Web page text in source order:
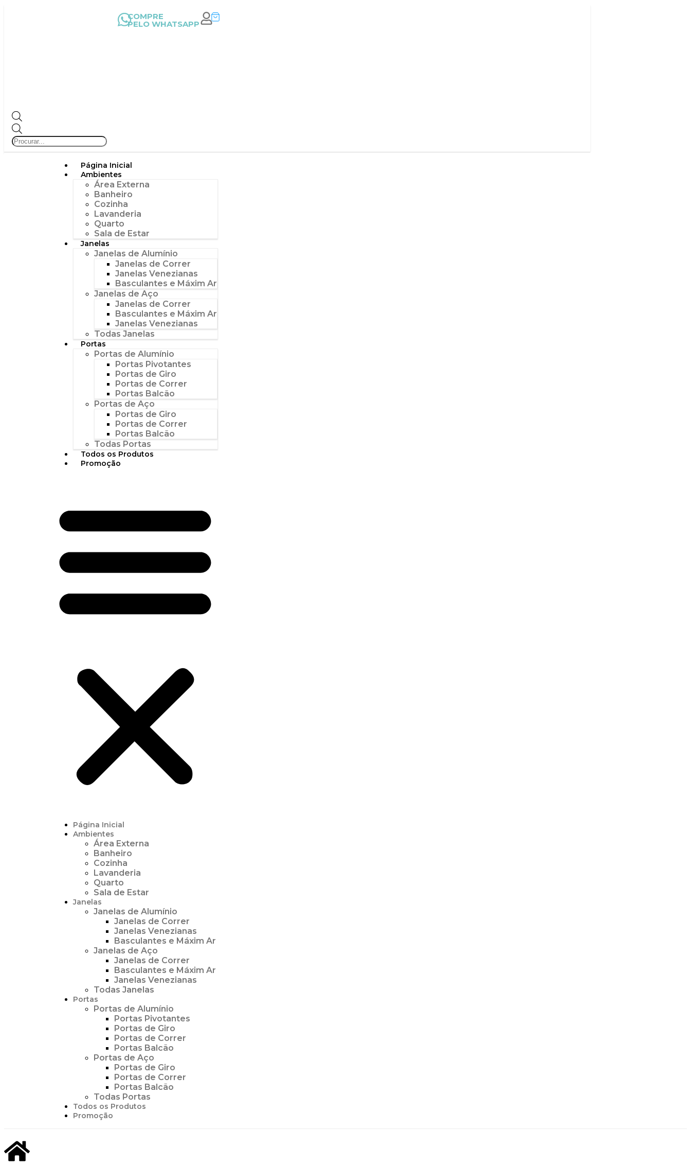
COMPRE
PELO WHATSAPP
Página Inicial
Ambientes
Área Externa
Banheiro
Cozinha
Lavanderia
Quarto
Sala de Estar
Janelas
Janelas de Alumínio
Janelas de Correr
Janelas Venezianas
Basculantes e Máxim Ar
Janelas de Aço
Janelas de Correr
Basculantes e Máxim Ar
Janelas Venezianas
Todas Janelas
Portas
Portas de Alumínio
Portas Pivotantes
Portas de Giro
Portas de Correr
Portas Balcão
Portas de Aço
Portas de Giro
Portas de Correr
Portas Balcão
Todas Portas
Todos os Produtos
Promoção
Página Inicial
Ambientes
Área Externa
Banheiro
Cozinha
Lavanderia
Quarto
Sala de Estar
Janelas
Janelas de Alumínio
Janelas de Correr
Janelas Venezianas
Basculantes e Máxim Ar
Janelas de Aço
Janelas de Correr
Basculantes e Máxim Ar
Janelas Venezianas
Todas Janelas
Portas
Portas de Alumínio
Portas Pivotantes
Portas de Giro
Portas de Correr
Portas Balcão
Portas de Aço
Portas de Giro
Portas de Correr
Portas Balcão
Todas Portas
Todos os Produtos
Promoção